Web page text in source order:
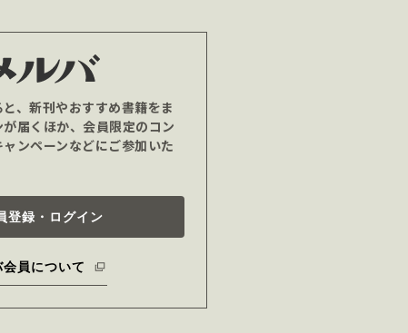
、新刊やおすすめ書籍をま
届くほか、会員限定のコン
ンペーンなどにご参加いた
登録・ログイン
会員について